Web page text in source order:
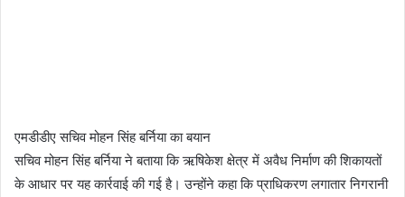
एमडीडीए सचिव मोहन सिंह बर्निया का बयान
सचिव मोहन सिंह बर्निया ने बताया कि ऋषिकेश क्षेत्र में अवैध निर्माण की शिकायतों
के आधार पर यह कार्रवाई की गई है। उन्होंने कहा कि प्राधिकरण लगातार निगरानी